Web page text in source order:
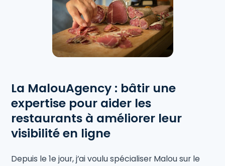
La MalouAgency : bâtir une
expertise pour aider les
restaurants à améliorer leur
visibilité en ligne
Depuis le 1e jour, j’ai voulu spécialiser Malou sur le